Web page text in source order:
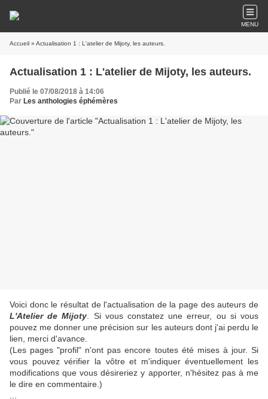
MENU
Accueil » Actualisation 1 : L'atelier de Mijoty, les auteurs.
Actualisation 1 : L'atelier de Mijoty, les auteurs.
Publié le 07/08/2018 à 14:06
Par Les anthologies éphémères
Voici donc le résultat de l'actualisation de la page des auteurs de
L'Atelier de Mijoty . Si vous constatez une erreur, ou si vous
pouvez me donner une précision sur les auteurs dont j'ai perdu le
lien, merci d'avance.
(Les pages "profil" n'ont pas encore toutes été mises à jour. Si
vous pouvez vérifier la vôtre et m'indiquer éventuellement les
modifications que vous désireriez y apporter, n'hésitez pas à me
le dire en commentaire.)